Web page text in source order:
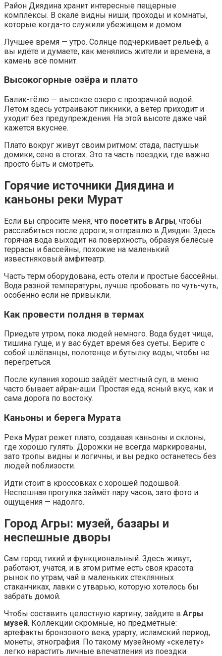
Район Диядина хранит интересные пещерные
комплексы. В скале видны ниши, проходы и комнаты,
которые когда-то служили убежищем и домом.
Лучшее время — утро. Солнце подчеркивает рельеф, а
вы идёте и думаете, как менялись жители и времена, а
камень всё помнит.
Высокогорные озёра и плато
Балик-гёлю — высокое озеро с прозрачной водой.
Летом здесь устраивают пикники, а ветер приходит и
уходит без предупреждения. На этой высоте даже чай
кажется вкуснее.
Плато вокруг живут своим ритмом: стада, пастушьи
домики, сено в стогах. Это та часть поездки, где важно
просто быть и смотреть.
Горячие источники Диядина и
каньоны реки Мурат
Если вы спросите меня, что посетить в Агры, чтобы
расслабиться после дороги, я отправлю в Диядин. Здесь
горячая вода выходит на поверхность, образуя белёсые
террасы и бассейны, похожие на маленький
известняковый амфитеатр.
Часть терм оборудована, есть отели и простые бассейны.
Вода разной температуры, лучше пробовать по чуть-чуть,
особенно если не привыкли.
Как провести полдня в термах
Приедьте утром, пока людей немного. Вода будет чище,
тишина гуще, и у вас будет время без суеты. Берите с
собой шлёпанцы, полотенце и бутылку воды, чтобы не
перегреться.
После купания хорошо зайдёт местный суп, в меню
часто бывает айран-аши. Простая еда, ясный вкус, как и
сама дорога по востоку.
Каньоны и берега Мурата
Река Мурат режет плато, создавая каньоны и склоны,
где хорошо гулять. Дорожки не всегда маркированы,
зато тропы видны и логичны, и вы редко останетесь без
людей поблизости.
Идти стоит в кроссовках с хорошей подошвой.
Неспешная прогулка займёт пару часов, зато фото и
ощущения — надолго.
Город Агры: музей, базары и
неспешные дворы
Сам город тихий и функциональный. Здесь живут,
работают, учатся, и в этом ритме есть своя красота:
рынок по утрам, чай в маленьких стеклянных
стаканчиках, лавки с утварью, которую хотелось бы
забрать домой.
Чтобы составить целостную картину, зайдите в Агры
музей. Коллекции скромные, но предметные:
артефакты бронзового века, урарту, исламский период,
монеты, этнография. По такому музейному «скелету»
легко нарастить личные впечатления из поездки.